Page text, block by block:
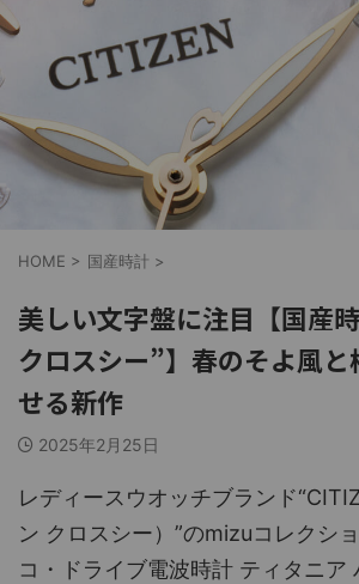
HOME > 国産時計 >
美しい文字盤に注目【国産
クロスシー”】春のそよ風と
せる新作
2025年2月25日
レディースウオッチブランド
ン クロスシー）”のmizuコレクシ
コ・ドライブ電波時計 ティタニア